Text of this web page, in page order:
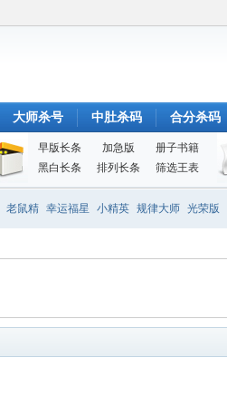
大师杀号 中肚杀码 合分杀码
早版长条 加急版
册子书籍
黑白长条
排列长条 筛选王表
老鼠精 幸运福星 小精英 规律大师 光荣版